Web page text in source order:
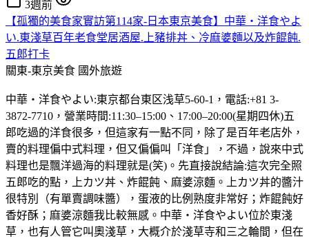
3週前
【孤獨的美食家實訪第114家-日本東京美食】中華・洋食やよ
い.東淺草百年老食堂居酒屋.上豬排丼、冷麻婆麵以及炸餛飩.
五郎打卡
關東-東京美食 國外旅遊
中華・洋食やよい:東京都台東区浅草5-60-1，電話:+81 3-
3872-7710，營業時間:11:30–15:00、17:00–20:00(星期四休)五
郎吃過的洋食很多，但這家有一點不同，除了是百年老店外，
賣的料理偏中式料理，但又偏偏叫「洋食」，不過，說來中式
料理也是飄洋過海的料理就是(笑)。先直接說結論:這次完全照
五郎吃的點，上カツ丼、炸餛飩、麻婆涼麵。上カツ丼的醬汁
很特別（有單賣調味醬），蛋液的比例熟度非常好；炸餛飩好
香好酥；麻婆涼麵我比較無感。中華・洋食やよい位於東淺
草，也有人管它叫奧淺草，大概介於淺草寺和三之輪間，但在